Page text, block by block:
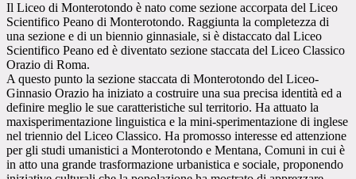
Il Liceo di Monterotondo è nato come sezione accorpata del Liceo
Scientifico Peano di Monterotondo. Raggiunta la completezza di
una sezione e di un biennio ginnasiale, si è distaccato dal Liceo
Scientifico Peano ed è diventato sezione staccata del Liceo Classico
Orazio di Roma.
A questo punto la sezione staccata di Monterotondo del Liceo-
Ginnasio Orazio ha iniziato a costruire una sua precisa identità ed a
definire meglio le sue caratteristiche sul territorio. Ha attuato la
maxisperimentazione linguistica e la mini-sperimentazione di inglese
nel triennio del Liceo Classico. Ha promosso interesse ed attenzione
per gli studi umanistici a Monterotondo e Mentana, Comuni in cui è
in atto una grande trasformazione urbanistica e sociale, proponendo